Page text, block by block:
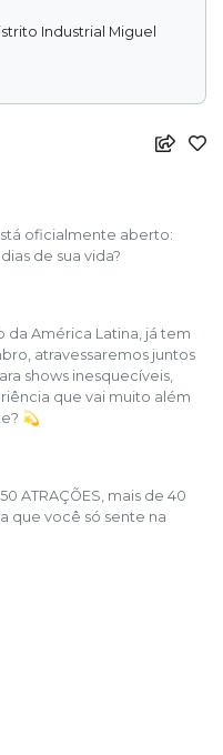
Industrial Miguel
oficialmente aberto:
de sua vida?
da América Latina, já tem
atravessaremos juntos
shows inesquecíveis,
que vai muito além
💫
ATRAÇÕES, mais de 40
que você só sente na